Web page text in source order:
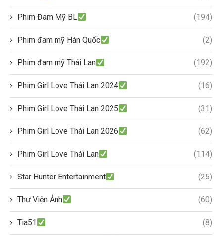
Phim Đam Mỹ BL (194)
Phim đam mỹ Hàn Quốc (2)
Phim đam mỹ Thái Lan (192)
Phim Girl Love Thái Lan 2024 (16)
Phim Girl Love Thái Lan 2025 (31)
Phim Girl Love Thái Lan 2026 (62)
Phim Girl Love Thái Lan (114)
Star Hunter Entertainment (25)
Thư Viện Ảnh (60)
Tia51 (8)